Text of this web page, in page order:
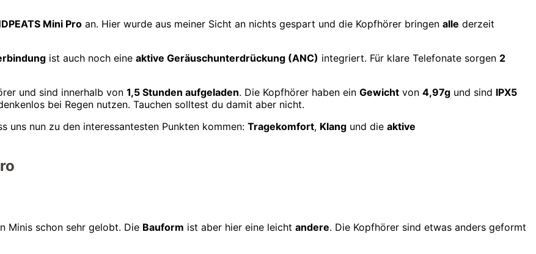
Mini Pro an. Hier wurde aus meiner Sicht an nichts gespart und die Kopfhörer bringen alle derzeit
ist auch noch eine aktive Geräuschunterdrückung (ANC) integriert. Für klare Telefonate sorgen 2
und sind innerhalb von 1,5 Stunden aufgeladen. Die Kopfhörer haben ein Gewicht von 4,97g und sind IPX5
bei Regen nutzen. Tauchen solltest du damit aber nicht.
uns nun zu den interessantesten Punkten kommen: Tragekomfort, Klang und die aktive
Minis schon sehr gelobt. Die Bauform ist aber hier eine leicht andere. Die Kopfhörer sind etwas anders geformt